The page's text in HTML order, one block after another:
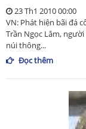
23 Th1 2010 00:00
VN: Phát hiện bãi đá
Trần Ngọc Lâm,
núi thông...
Đọc thêm